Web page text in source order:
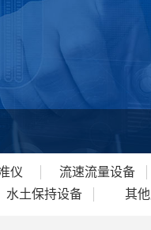
仪 流速流量设备
水土保持设备 其